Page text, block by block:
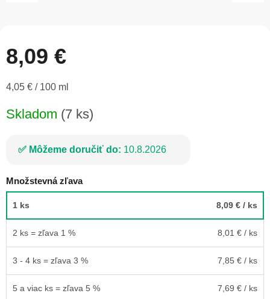
8,09 €
Jednotková
4,05 € / 100 ml
Skladom (7 ks)
Môžeme doručiť do: 10.8.2026
Množstevná zľava
1 ks 8,09 € / ks
2 ks = zľava 1 % 8,01 € / ks
3 - 4 ks = zľava 3 % 7,85 € / ks
5 a viac ks = zľava 5 % 7,69 € / ks